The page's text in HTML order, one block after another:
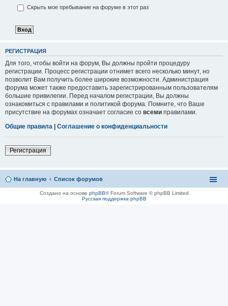
Скрыть мое пребывание на форуме в этот раз
РЕГИСТРАЦИЯ
Для того, чтобы войти на форум, Вы должны пройти процедуру
регистрации. Процесс регистрации отнимет всего несколько минут, но
позволит Вам получить более широкие возможности. Администрация
форума может также предоставить зарегистрированным пользователям
большие привилегии. Перед началом регистрации, Вы должны
ознакомиться с правилами и политикой форума. Помните, что Ваше
присутствие на форумах означает согласие со всеми правилами.
Общие правила | Соглашение о конфиденциальности
Регистрация
На главную Список форумов
Создано на основе phpBB® Forum Software © phpBB Limited
Русская поддержка phpBB